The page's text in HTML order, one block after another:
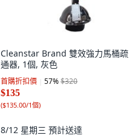
Cleanstar Brand 雙效強力馬桶疏
通器, 1個, 灰色
首購折扣價 57%$320
$135
($135.00/1個)
8/12 星期三 預計送達